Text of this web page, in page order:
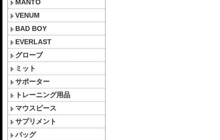
MANTO
VENUM
BAD BOY
EVERLAST
グローブ
ミット
サポーター
トレーニング用品
マウスピース
サプリメント
バッグ